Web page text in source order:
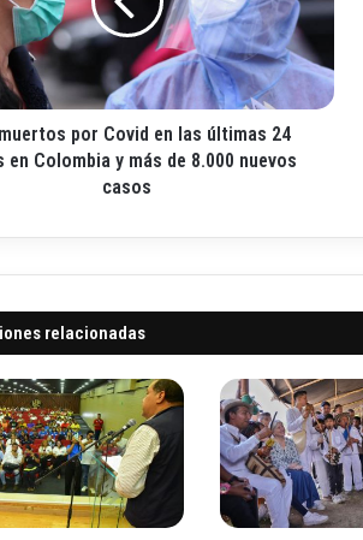
por Covid en las últimas 24
en Colombia y más de 8.000 nuevos
casos
relacionadas